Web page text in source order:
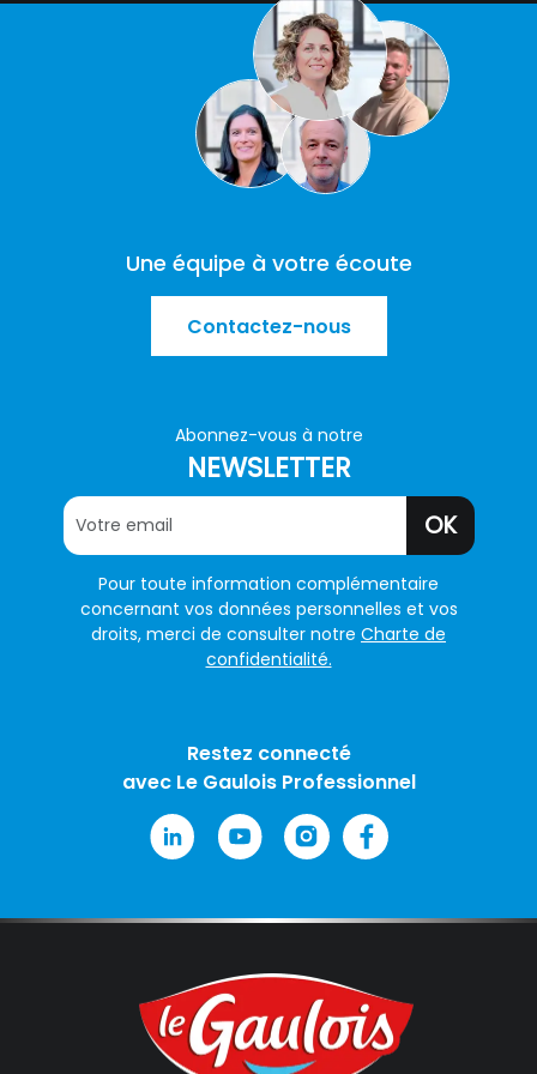
Une équipe à votre écoute
Contactez-nous
Abonnez-vous à notre
NEWSLETTER
OK
Pour toute information complémentaire
concernant vos données personnelles et vos
droits, merci de consulter notre Charte de
confidentialité.
Restez connecté
avec Le Gaulois Professionnel
nécessaires à leur bon fonctionnement.
Charte de confidentialité